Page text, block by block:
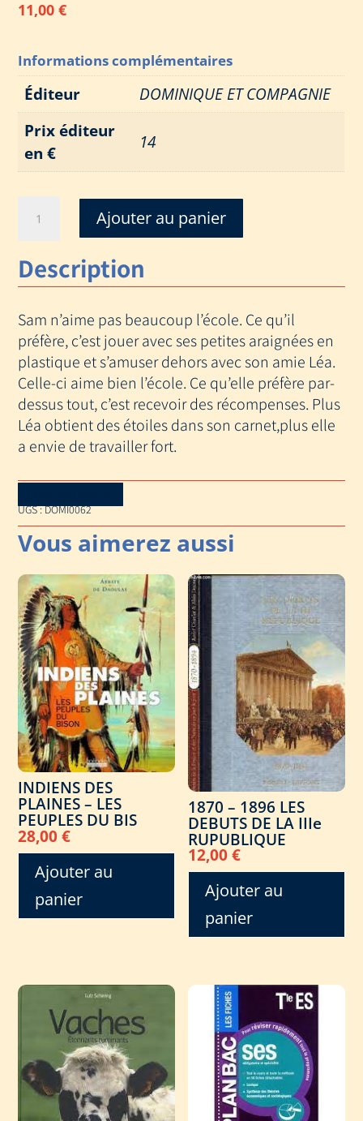
11,00€
Informations complémentaires
Éditeur
DOMINIQUE ET COMPAGNIE
Prix éditeur
en €
14
SAM
APPREND
A
L
ECOLE
Ajouter au panier
Description
Sam n’aime pas beaucoup l’école. Ce qu’il
préfère, c’est jouer avec ses petites araignées en
plastique et s’amuser dehors avec son amie Léa.
Celle-ci aime bien l’école. Ce qu’elle préfère par-
dessus tout, c’est recevoir des récompenses. Plus
Léa obtient des étoiles dans son carnet,plus elle
a envie de travailler fort.
UGS :DOMI0062
INDIENS DES
PLAINES – LES
PEUPLES DU BIS
28,00€
Ajouter au
panier
1870 – 1896 LES
DEBUTS DE LA IIIe
RUPUBLIQUE
12,00€
Ajouter au
panier